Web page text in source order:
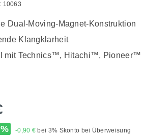
10063
Dual-Moving-Magnet-Konstruktion
Klangklarheit
mit Technics™, Hitachi™, Pioneer™
% -0,90 € bei 3% Skonto bei Überweisung